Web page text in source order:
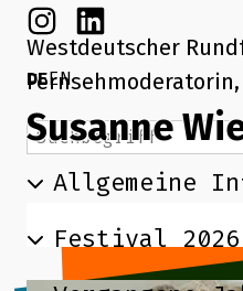
Instagram
Linkedin
DEEN
Suchbegriff
Allgemeine
Festival 2026
Westdeutscher
Susanne